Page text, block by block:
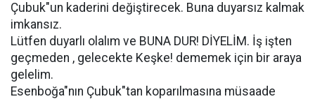
Çubuk"un kaderini değiştirecek. Buna duyarsız kalmak
imkansız.
Lütfen duyarlı olalım ve BUNA DUR! DİYELİM. İş işten
geçmeden , gelecekte Keşke! dememek için bir araya
gelelim.
Esenboğa"nın Çubuk"tan koparılmasına müsaade